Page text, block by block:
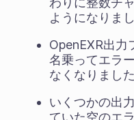
ようになりま
OpenEXR出力
名乗ってエラ
なくなりました
いくつかの出
ていた空のエ